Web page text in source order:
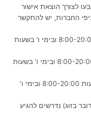
לצורך הוצאת אישור
החברות, יש להתקשר
*6266, ימים א – ה בשעות 8:00-20:00 ובימי ו' בשעות
*6078 , ימים א – ה בשעות 8:00-20:00 ובימי ו' בשעות
מרכז אלונים *2850, ימים א – ה בשעות 8:00-20:00 ובימי ו'
בזוג) נדרשים להגיע